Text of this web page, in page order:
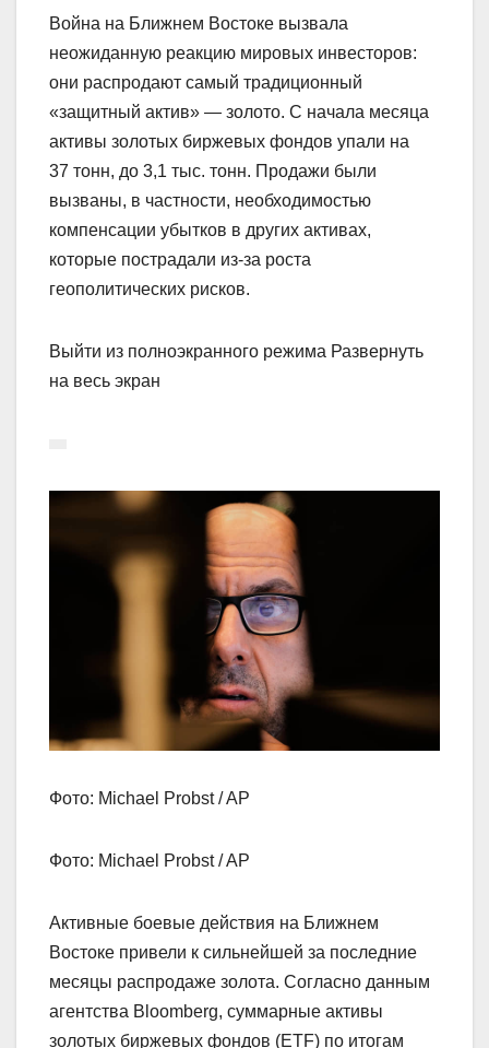
Война на Ближнем Востоке вызвала
неожиданную реакцию мировых инвесторов:
они распродают самый традиционный
«защитный актив» — золото. С начала месяца
активы золотых биржевых фондов упали на
37 тонн, до 3,1 тыс. тонн. Продажи были
вызваны, в частности, необходимостью
компенсации убытков в других активах,
которые пострадали из-за роста
геополитических рисков.
Выйти из полноэкранного режима Развернуть
на весь экран
Фото: Michael Probst / AP
Фото: Michael Probst / AP
Активные боевые действия на Ближнем
Востоке привели к сильнейшей за последние
месяцы распродаже золота. Согласно данным
агентства Bloomberg, суммарные активы
золотых биржевых фондов (ETF) по итогам